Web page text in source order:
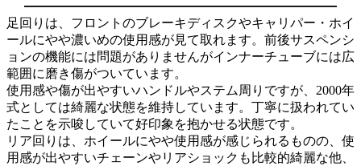
足回りは、フロントのブレーキディスクやキャリパー・ホイ
ールにやや濃いめの使用感が見て取れます。前後サスペンシ
ョンの機能には問題がありませんがインナーチューブには広
範囲に磨き傷がついています。
使用感や傷が出やすいハンドルやステム周りですが、2000年
式としては綺麗な状態を維持しています。丁寧に扱われてい
たことを示唆していて好印象を抱かせる状態です。
リア回りは、ホイールにやや使用感が感じられるものの、使
用感が出やすいチェーンやリアショックも比較的綺麗な他、